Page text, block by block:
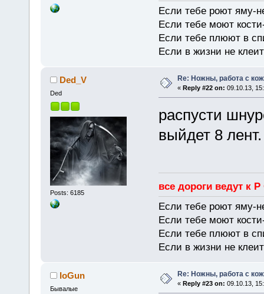
Если тебе роют яму-
Если тебе моют
Если тебе плюют в
Если в жизни не
Ded_V
Ded
Posts: 6185
Re: Ножны, работа с
« Reply #22 on: 09.10.13,
распусти
выйдет 8
все дороги ведут к
Если тебе роют яму-
Если тебе моют
Если тебе плюют в
Если в жизни не
IoGun
Бывалые
Re: Ножны, работа с
« Reply #23 on: 09.10.13,